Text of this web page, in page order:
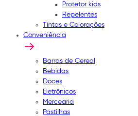
Protetor kids
Repelentes
Tintas e Colorações
Conveniência
Barras de Cereal
Bebidas
Doces
Eletrônicos
Mercearia
Pastilhas